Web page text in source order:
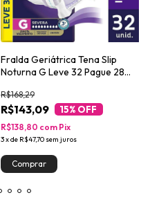
Fralda Geriátrica Tena Slip
Noturna G Leve 32 Pague 28
R$143,09
R$168,29
15% OFF
3xde R$47,70 sem juros
R$138,80 com Pix